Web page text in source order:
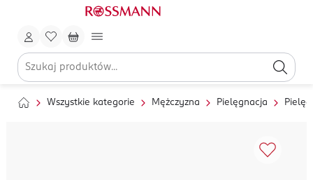
Wszystkie kategorie Mężczyzna Pielęgnacja